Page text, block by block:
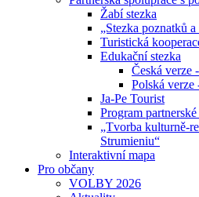
Žabí stezka
„Stezka poznatků
Turistická
Edukační stezka
Česká verze
Polská verze
Ja-Pe Tourist
Program
„Tvorba kulturně-
Strumieniu“
Interaktivní mapa
Pro občany
VOLBY 2026